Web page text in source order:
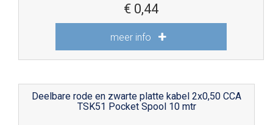
€ 0,44
meer info
Deelbare rode en zwarte platte kabel 2x0,50 CCA
TSK51 Pocket Spool 10 mtr